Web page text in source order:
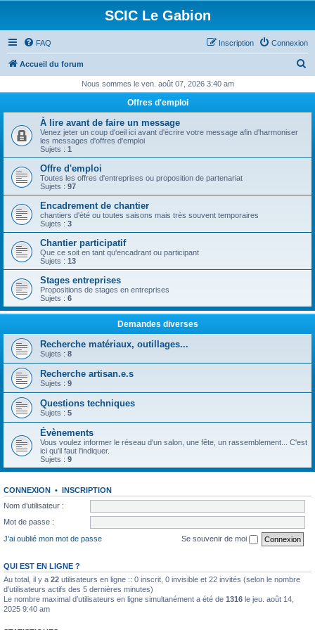
SCIC Le Gabion
FAQ Connexion
Inscription
Accueil du forum
h
e
Nous sommes le ven. août 07, 2026 3:40 am
Offres d'emploi
À lire avant de faire un message
Venez jeter un coup d'oeil ici avant d'écrire votre message afin d'harmoniser
les messages d'offres d'emploi
Sujets : 1
Offre d'emploi
Toutes les offres d'entreprises ou proposition de partenariat
Sujets : 97
Encadrement de chantier
chantiers d'été ou toutes saisons mais très souvent temporaires
Sujets : 3
Chantier participatif
Que ce soit en tant qu'encadrant ou participant
Sujets : 13
Stages entreprises
Propositions de stages en entreprises
Sujets : 6
Demandes diverses
Recherche matériaux, outillages...
Sujets : 8
Recherche artisan.e.s
Sujets : 9
Questions techniques
Sujets : 5
Évènements
Vous voulez informer le réseau d'un salon, une fête, un rassemblement... C'est
ici qu'il faut l'indiquer.
Sujets : 9
CONNEXION • INSCRIPTION
Nom d’utilisateur :
Mot de passe :
J’ai oublié mon mot de passe
Se souvenir de moi
QUI EST EN LIGNE ?
Au total, il y a 22 utilisateurs en ligne :: 0 inscrit, 0 invisible et 22 invités (selon le nombre
d’utilisateurs actifs des 5 dernières minutes)
Le nombre maximal d’utilisateurs en ligne simultanément a été de 1316 le jeu. août 14,
2025 9:40 am